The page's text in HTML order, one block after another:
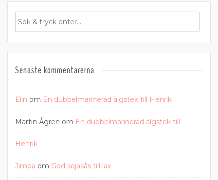
Senaste kommentarerna
Elin om En dubbelmarinerad älgstek till Henrik
Martin Ågren om En dubbelmarinerad älgstek till
Henrik
Jimpa om God sojasås till lax